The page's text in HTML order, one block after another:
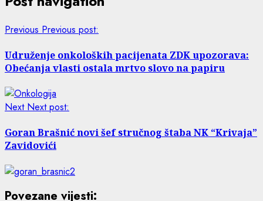
Previous Previous post:
Udruženje onkoloških pacijenata ZDK upozorava:
Obećanja vlasti ostala mrtvo slovo na papiru
Next Next post:
Goran Brašnić novi šef stručnog štaba NK “Krivaja”
Zavidovići
Povezane vijesti: